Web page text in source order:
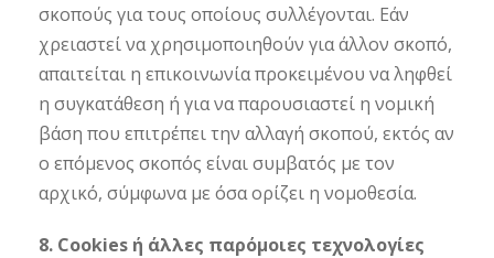
σκοπούς για τους οποίους συλλέγονται. Εάν
χρειαστεί να χρησιμοποιηθούν για άλλον σκοπό,
απαιτείται η επικοινωνία προκειμένου να ληφθεί
η συγκατάθεση ή για να παρουσιαστεί η νομική
βάση που επιτρέπει την αλλαγή σκοπού, εκτός αν
ο επόμενος σκοπός είναι συμβατός με τον
αρχικό, σύμφωνα με όσα ορίζει η νομοθεσία.
8. Cookies ή άλλες παρόμοιες τεχνολογίες